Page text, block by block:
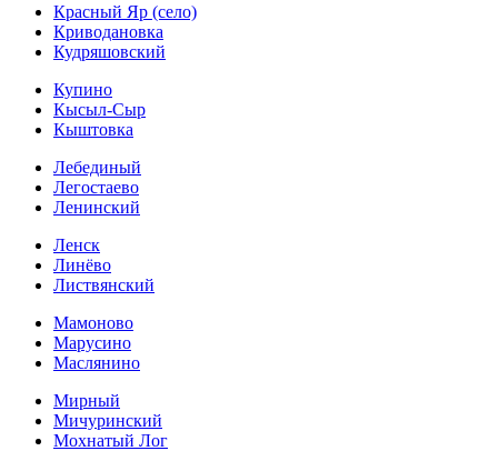
Красный Яр (село)
Криводановка
Кудряшовский
Купино
Кысыл-Сыр
Кыштовка
Лебединый
Легостаево
Ленинский
Ленск
Линёво
Листвянский
Мамоново
Марусино
Маслянино
Мирный
Мичуринский
Мохнатый Лог